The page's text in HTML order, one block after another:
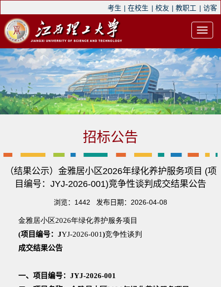
考生 | 在校生 | 校友 | 教职工 | 访客
招标公告
（结果公示）金雅居小区2026年绿化养护服务项目 (项
目编号：JYJ-2026-001)竞争性谈判成交结果公告
浏览： 1442 发布日期：2026-04-08
金雅居小区2026年绿化养护服务项目
(项目编号： JYJ-2026-001)竞争性谈判
成交结果公告
一、项目编号： JYJ-2026-001